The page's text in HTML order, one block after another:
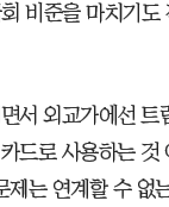
비준을 마치기도
서 외교가에선 트
드로 사용하는
는 연계할 수 없